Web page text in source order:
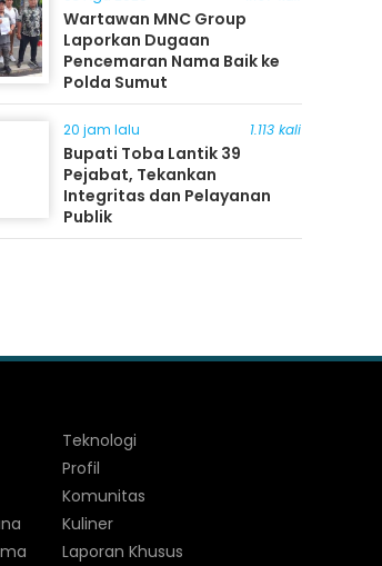
Wartawan MNC Group
Laporkan Dugaan
Pencemaran Nama Baik ke
Polda Sumut
20 jam lalu 1.113 kali
Bupati Toba Lantik 39
Pejabat, Tekankan
Integritas dan Pelayanan
Publik
Teknologi
Profil
Komunitas
Kuliner
Laporan Khusus